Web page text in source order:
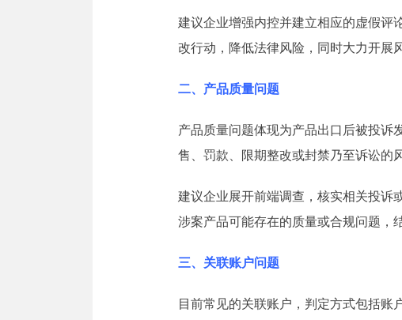
建议企业增强内控并建立相应的虚假评
改行动，降低法律风险，同时大力开展
二、产品质量问题
产品质量问题体现为产品出口后被投诉
售、罚款、限期整改或封禁乃至诉讼的风
建议企业展开前端调查，核实相关投诉
涉案产品可能存在的质量或合规问题，
三、关联账户问题
目前常见的关联账户，判定方式包括账